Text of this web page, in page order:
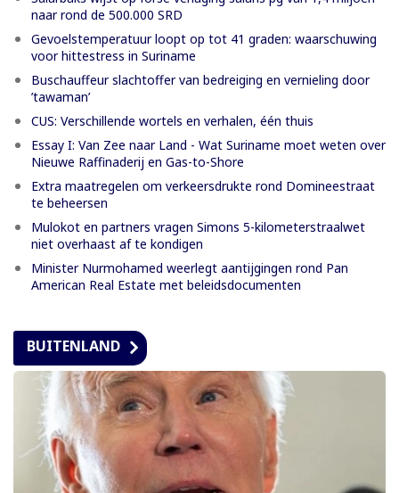
naar rond de 500.000 SRD
Gevoelstemperatuur loopt op tot 41 graden: waarschuwing
voor hittestress in Suriname
Buschauffeur slachtoffer van bedreiging en vernieling door
’tawaman’
CUS: Verschillende wortels en verhalen, één thuis
Essay I: Van Zee naar Land - Wat Suriname moet weten over
Nieuwe Raffinaderij en Gas-to-Shore
Extra maatregelen om verkeersdrukte rond Domineestraat
te beheersen
Mulokot en partners vragen Simons 5-kilometerstraalwet
niet overhaast af te kondigen
Minister Nurmohamed weerlegt aantijgingen rond Pan
American Real Estate met beleidsdocumenten
BUITENLAND